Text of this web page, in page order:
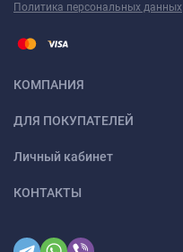
Политика персональных данных
КОМПАНИЯ
ДЛЯ ПОКУПАТЕЛЕЙ
Личный кабинет
КОНТАКТЫ